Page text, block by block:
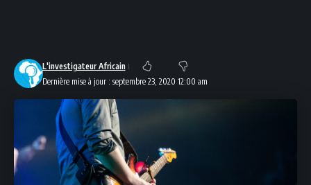
Dernière mise à jour : septembre 23, 2020 12:00 am
L'investigateur Africain